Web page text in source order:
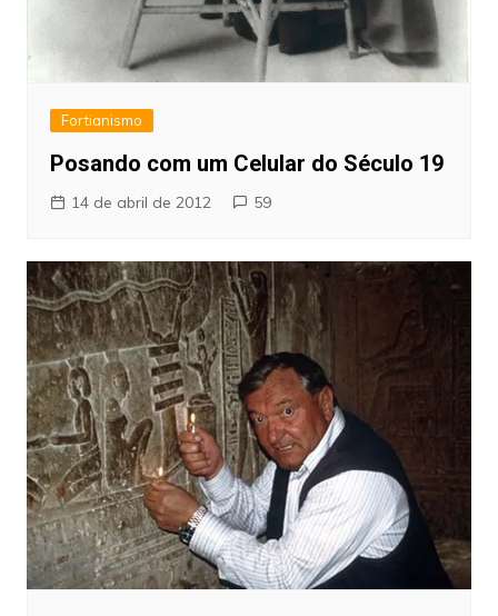
Fortianismo
Posando com um Celular do Século 19
14 de abril de 2012 59